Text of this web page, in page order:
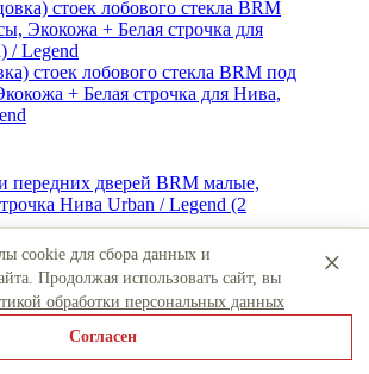
стоек лобового стекла BRM под
+ Белая строчка для Нива,
дверей BRM малые,
Нива Urban / Legend (2
cookie для сбора данных и
Продолжая использовать сайт, вы
обработки персональных данных
Согласен
×